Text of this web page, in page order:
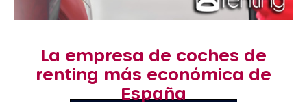
La empresa de coches de
renting más económica de
España